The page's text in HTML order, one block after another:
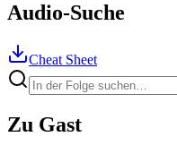
Audio-Suche
Cheat Sheet
Zu Gast